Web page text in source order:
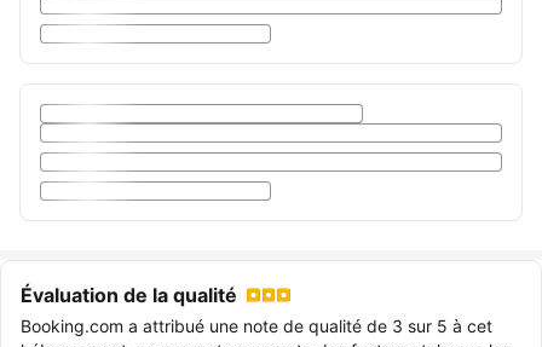
Évaluation de la qualité
Booking.com a attribué une note de qualité de 3 sur 5 à cet